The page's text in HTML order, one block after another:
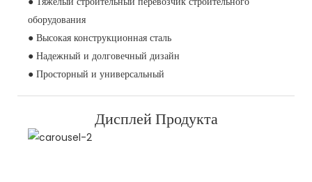
оборудования
● Высокая конструкционная сталь
● Надежный и долговечный дизайн
● Просторный и универсальный
Дисплей Продукта